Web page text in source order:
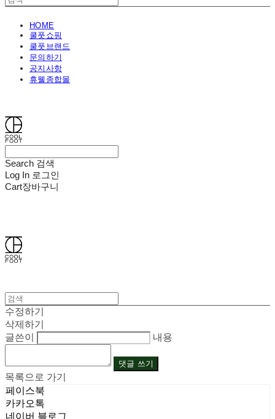
HOME
쿨풋쇼핑
쿨풋브랜드
문의하기
공지사항
휴웰종합몰
Search 검색
Log In 로그인
Cart장바구니
수정하기
삭제하기
글쓴이
내용
댓글 쓰기
목록으로 가기
페이스북
카카오톡
네이버 블로그